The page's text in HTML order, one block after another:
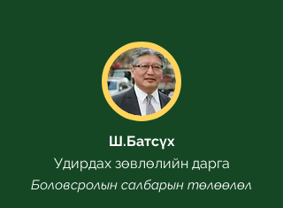
Ш.Батсүх
Удирдах зөвлөлийн дарга
Боловсролын салбарын төлөөлөл